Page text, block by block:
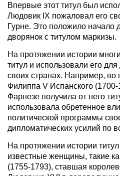
Впервые этот титул был
Людовик IX пожаловал его
Гурне. Это положило начало
дворянок с титулом маркизы.
На протяжении истории
титул и использовали его
своих странах. Например, во
Филиппа V Испанского
Фарнезе получила от него
использовала обретенное
политической программы
дипломатических усилий по
На протяжении истории
известные женщины, такие
(1755-1793), ставшая